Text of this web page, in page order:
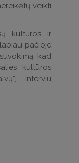
veikti
kultūros ir
pačioje
kad
kultūros
– interviu